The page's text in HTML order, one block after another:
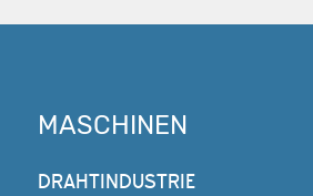
MASCHINEN
DRAHTINDUSTRIE